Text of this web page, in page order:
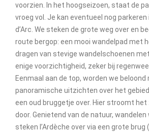
voorzien. In het hoogseizoen, staat de
vroeg vol. Je kan eventueel nog
d’Arc. We steken de grote weg over en
route bergop: een mooi wandelpad met
dragen van stevige wandelschoenen
enige voorzichtigheid, zeker bij
Eenmaal aan de top, worden we
panoramische uitzichten over het
een oud bruggetje over. Hier stroomt het
door. Genietend van de natuur, wandelen
steken l’Ardèche over via een grote brug